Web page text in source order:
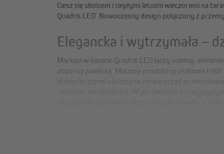
Ciesz się słońcem i ciepłymi letnimi wieczorami na
Quadris LED. Nowoczesny design połączony z
Elegancka i wytrzymała –
Markiza w kasecie Quadris LED łączy solidną,
odporną powłoką. Matowa powłoka proszkowa
strukturalna, matowa powierzchnia nadaje markizie
łatwa w pielęgnacji i odporna na zarysowania, co czyni